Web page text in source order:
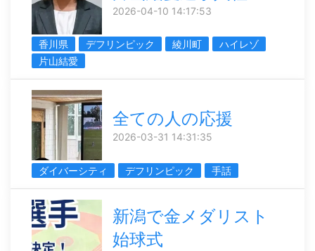
2026-04-10 14:17:53
香川県 デフリンピック 綾川町
ハイレゾ
片山結愛
全ての人の応援
2026-03-31 14:31:35
ダイバーシティ デフリンピック 手話
新潟で金メダリスト
始球式